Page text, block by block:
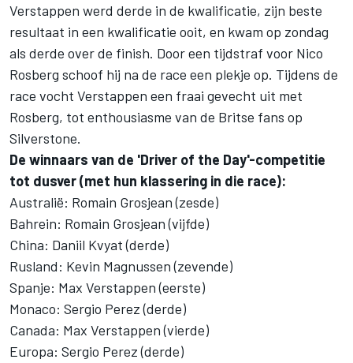
Verstappen werd derde in de kwalificatie, zijn beste
resultaat in een kwalificatie ooit, en kwam op zondag
als derde over de finish. Door een tijdstraf voor Nico
Rosberg schoof hij na de race een plekje op. Tijdens de
race vocht Verstappen een fraai gevecht uit met
Rosberg, tot enthousiasme van de Britse fans op
Silverstone.
De winnaars van de 'Driver of the Day'-competitie
tot dusver (met hun klassering in die race):
Australië: Romain Grosjean (zesde)
Bahrein: Romain Grosjean (vijfde)
China: Daniil Kvyat (derde)
Rusland: Kevin Magnussen (zevende)
Spanje: Max Verstappen (eerste)
Monaco: Sergio Perez (derde)
Canada: Max Verstappen (vierde)
Europa: Sergio Perez (derde)